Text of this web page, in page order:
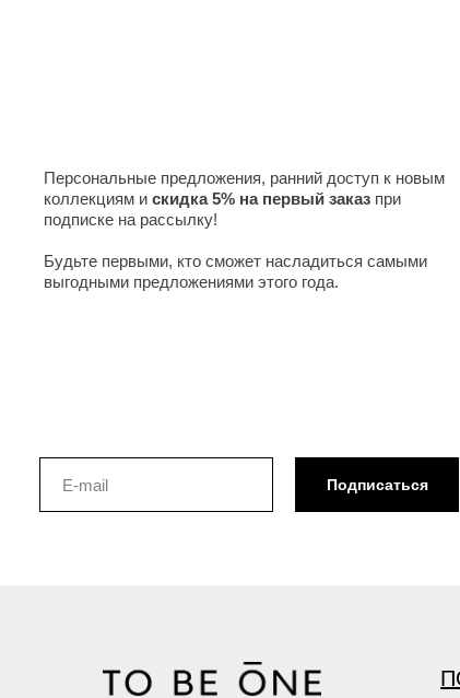
Подписаться
Персональные предложения, ранний доступ к новым
коллекциям и скидка 5% на первый заказ при
подписке на рассылку!
Будьте первыми, кто сможет насладиться самыми
выгодными предложениями этого года.